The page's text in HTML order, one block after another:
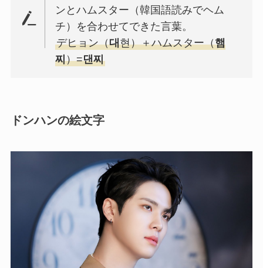
ンとハムスター（韓国語読みでヘム
チ）を合わせてできた言葉。
デヒョン（대현）＋ハムスター（햄
찌）=댄찌
ドンハンの絵文字